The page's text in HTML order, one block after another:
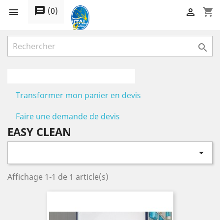
 message (0) shopping_cart


Transformer mon panier en devis
Faire une demande de devis
EASY CLEAN

Affichage 1-1 de 1 article(s)